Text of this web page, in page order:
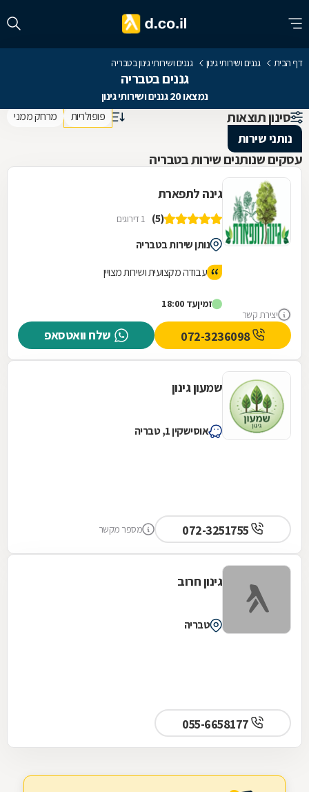
דף הבית גננים ושירותי גינון גננים ושירותי גינון בטבריה
גננים בטבריה
נמצאו 20 גננים ושירותי גינון
סינון תוצאות פופולריות מרחק ממני
נותני שירות
עסקים שנותנים שירות בטבריה
יצירת קשר
גינה לתפארת
(5) 1 דירוגים
נותן שירות בטבריה
עבודה מקצועית ושירות מצויין
זמיןעד 18:00
שלח וואטסאפ 072-3236098
שמעון גינון
אוסישקין 1, טבריה
מספר מקשר
גינון חרוב
טבריה